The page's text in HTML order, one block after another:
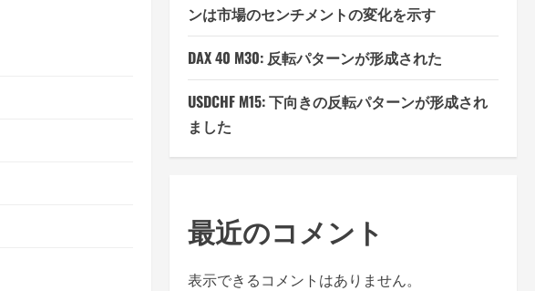
ンは市場のセンチメントの変化を示す
DAX 40 M30: 反転パターンが形成された
USDCHF M15: 下向きの反転パターンが形成され
ました
最近のコメント
表示できるコメントはありません。